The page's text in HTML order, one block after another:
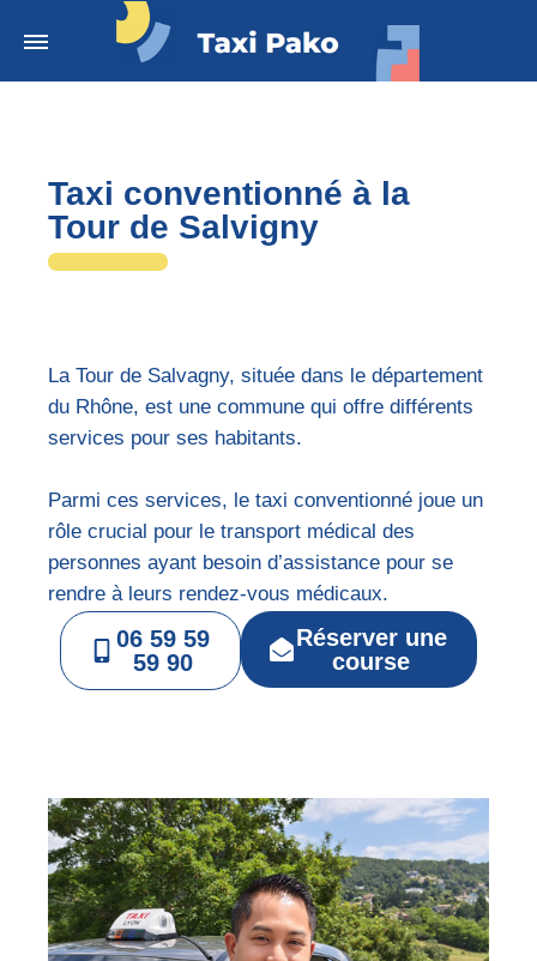
Taxi conventionné à la
Tour de Salvigny
La Tour de Salvagny, située dans le département
du Rhône, est une commune qui offre différents
services pour ses habitants.
Parmi ces services, le taxi conventionné joue un
rôle crucial pour le transport médical des
personnes ayant besoin d’assistance pour se
rendre à leurs rendez-vous médicaux.
06 59 59
59 90
Réserver une
course